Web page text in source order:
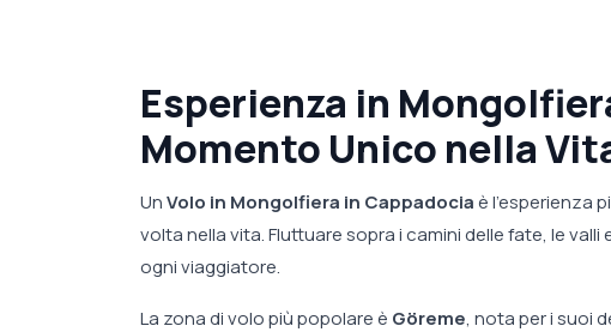
Esperienza in
Momento Unico nella
UnVolo in Mongolfiera in Cappadociaè l'esperienza
volta nella vita. Fluttuare sopra i camini delle fate, le
ogni viaggiatore.
La zona di volo più popolare è Göreme, nota per i suoi